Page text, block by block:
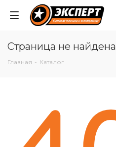
Страница не найдена
Главная - Каталог